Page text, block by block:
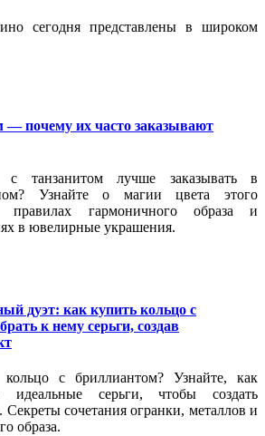
сегодня представлены в широком
— почему их часто заказывают
с танзанитом лучше заказывать в
Узнайте о магии цвета этого
правилах гармоничного образа и
в ювелирные украшения.
дуэт: как купить кольцо с
к нему серьги, создав
с бриллиантом? Узнайте, как
серьги, чтобы создать
сочетания огранки, металлов и
образа.